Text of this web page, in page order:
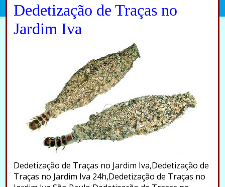
Dedetização de Traças no
Jardim Iva
Dedetização de Traças no Jardim Iva,Dedetização de
Traças no Jardim Iva 24h,Dedetização de Traças no